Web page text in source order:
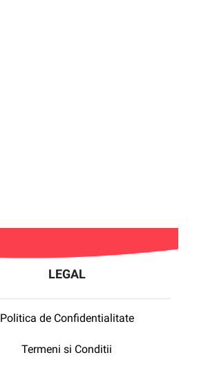
LEGAL
Politica de Confidentialitate
Termeni si Conditii